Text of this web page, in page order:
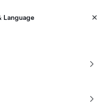
選單
Language